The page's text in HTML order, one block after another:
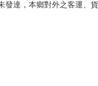
達，本鄉對外之客運、